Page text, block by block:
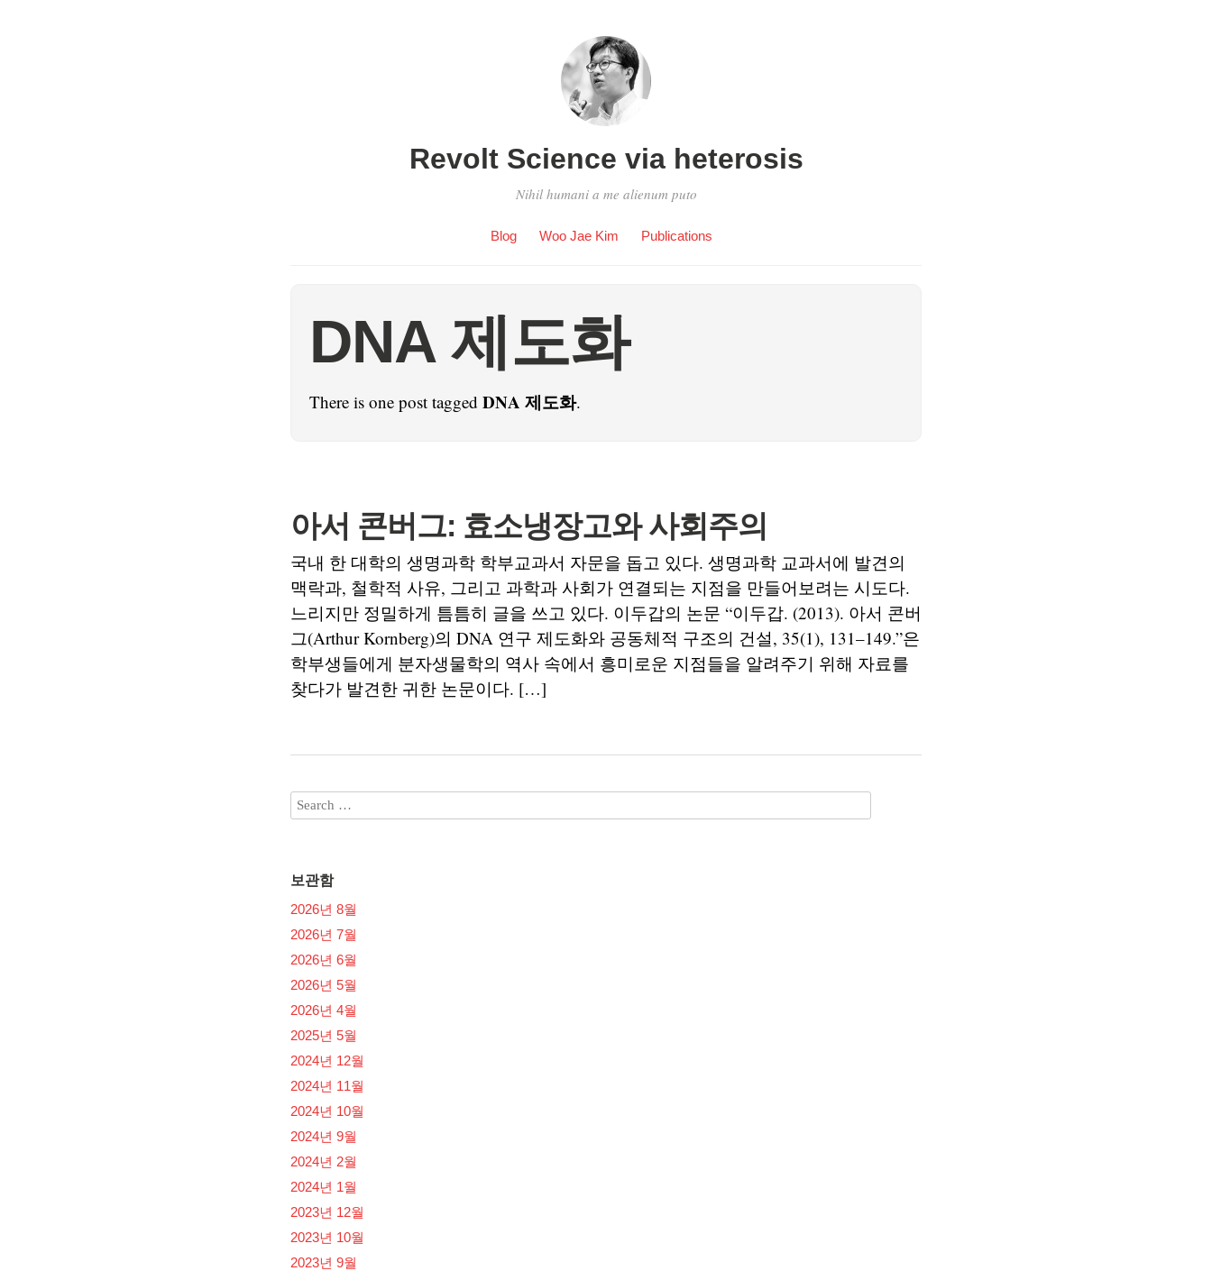
Revolt Science via heterosis
Nihil humani a me alienum puto
Blog Woo Jae Kim Publications
DNA 제도화
There is one post tagged DNA 제도화.
아서 콘버그: 효소냉장고와 사회주의
국내 한 대학의 생명과학 학부교과서 자문을 돕고 있다. 생명과학 교과서에 발견의
맥락과, 철학적 사유, 그리고 과학과 사회가 연결되는 지점을 만들어보려는 시도다.
느리지만 정밀하게 틈틈히 글을 쓰고 있다. 이두갑의 논문 “이두갑. (2013). 아서 콘버
그(Arthur Kornberg)의 DNA 연구 제도화와 공동체적 구조의 건설, 35(1), 131–149.”은
학부생들에게 분자생물학의 역사 속에서 흥미로운 지점들을 알려주기 위해 자료를
찾다가 발견한 귀한 논문이다. […]
보관함
2026년 8월
2026년 7월
2026년 6월
2026년 5월
2026년 4월
2025년 5월
2024년 12월
2024년 11월
2024년 10월
2024년 9월
2024년 2월
2024년 1월
2023년 12월
2023년 10월
2023년 9월